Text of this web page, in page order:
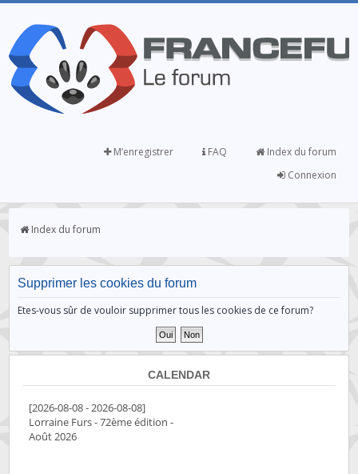
Index du forum
FAQ
M’enregistrer
Connexion
Index du forum
Supprimer les cookies du forum
Etes-vous sûr de vouloir supprimer tous les cookies de ce forum?
CALENDAR